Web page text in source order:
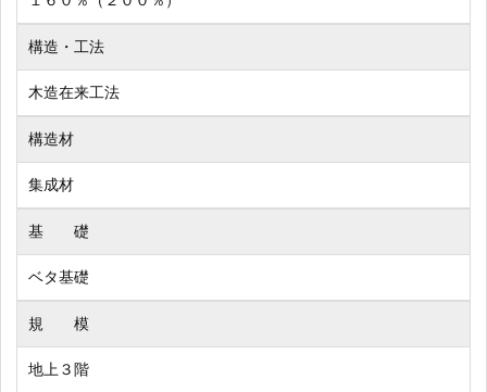
構造・工法
木造在来工法
構造材
集成材
基 礎
ベタ基礎
規 模
地上３階